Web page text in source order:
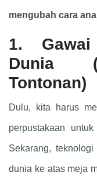
mengubah cara
1.
Dunia
Tontonan)
Dulu, kita harus
perpustakaan
Sekarang,
dunia ke atas meja